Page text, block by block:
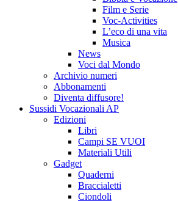
Film e Serie
Voc-Activities
L’eco di una vita
Musica
News
Voci dal Mondo
Archivio numeri
Abbonamenti
Diventa diffusore!
Sussidi Vocazionali AP
Edizioni
Libri
Campi SE VUOI
Materiali Utili
Gadget
Quaderni
Braccialetti
Ciondoli